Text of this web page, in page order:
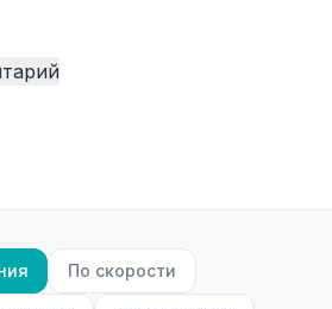
По скорости